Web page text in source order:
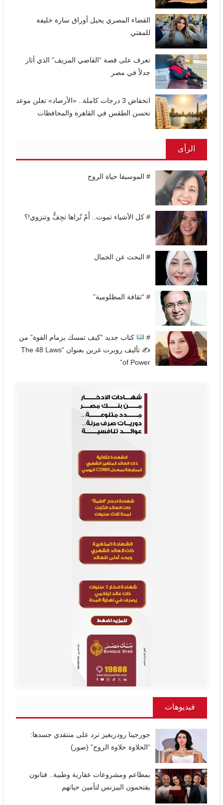
القضاء المصري يحيل أوراق سارة خليفة
للمفتي
تعرف على قصة “القاضي المزيف” الذي أثار
جدلاً في مصر
انخفاض 3 درجات كاملة.. «الأرصاد» تعلن موعد
تحسن الطقس في القاهرة والمحافظات
الرأى
# الموسيقا حياة الروح
# كل الأشياء تموت.. أَمْ تُراها تجِفُّ وتنزوي!؟
# البحث عن الجمال
# “ثقافة المظلومية”
#
كتاب جديد “كيف تمسك بزمام القوة” من
✍
تأليف روبرت غرين بعنوان “The 48 Laws
of Power”
فيديوهات
جورجينا رودريغيز ترد على منتقدي جسدها:
“الحلاوة حلاوة الروح” (صور)
بمطاعم ومشروعات عقارية وطبية.. فنانون
يقتحمون البيزنس لتأمين حياتهم